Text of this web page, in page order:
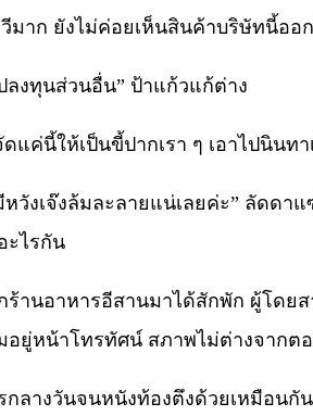
าก ยังไม่ค่อยเห็นสินค้าบริษัทนี้อ
ลงทุนส่วนอื่น” ป้าแก้วแก้ต่าง
นี้ให้เป็นขี้ปากเรา ๆ เอาไปนินทา
วังเจ๊งล้มละลายแน่เลยค่ะ” ลัดด
ะไรกัน
านอาหารอีสานมาได้สักพัก ผู้โด
อยู่หน้าโทรทัศน์ สภาพไม่ต่างจากต
ลางวันจนหนังท้องตึงด้วยเหมือน